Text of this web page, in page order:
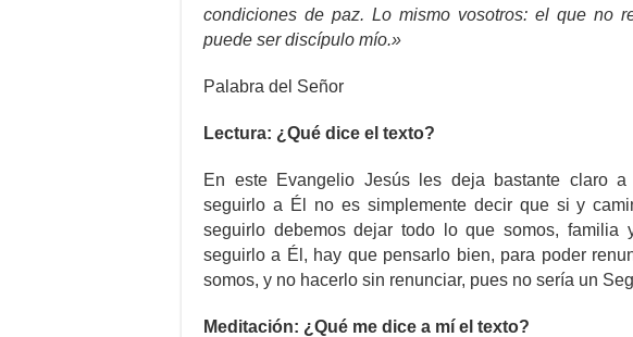
condiciones de paz. Lo mismo vosotros: el que no
puede ser discípulo mío.»
Palabra del Señor
Lectura: ¿Qué dice el texto?
En este Evangelio Jesús les deja bastante claro
seguirlo a Él no es simplemente decir que si y
seguirlo debemos dejar todo lo que somos, familia
seguirlo a Él, hay que pensarlo bien, para poder
somos, y no hacerlo sin renunciar, pues no sería un
Meditación: ¿Qué me dice a mí el texto?